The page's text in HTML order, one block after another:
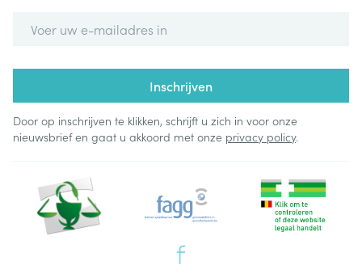
Inschrijven
Door op inschrijven te klikken, schrijft u zich in voor onze
nieuwsbrief en gaat u akkoord met onze privacy policy.